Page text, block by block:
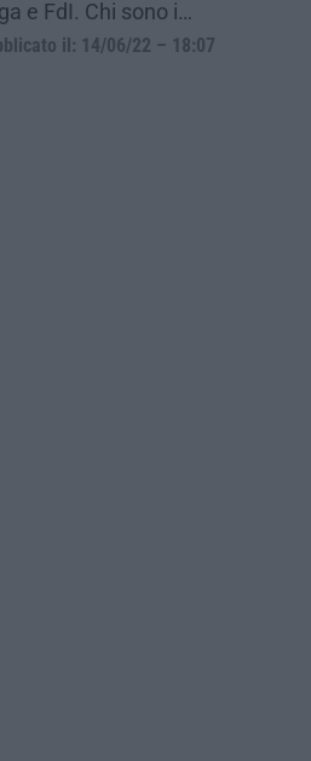
e FdI. Chi sono i…
il: 14/06/22 – 18:07